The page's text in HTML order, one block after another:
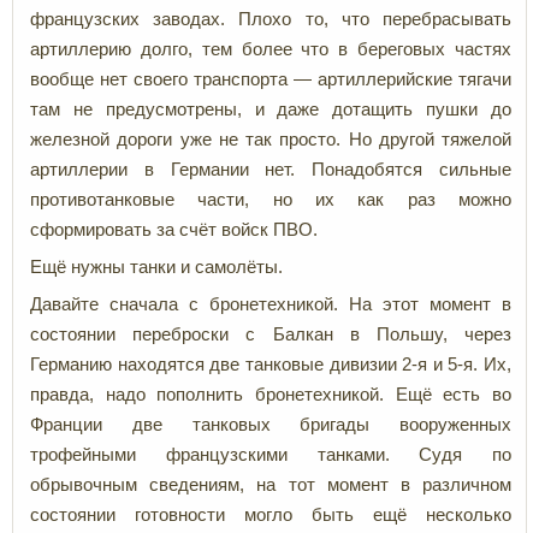
французских заводах. Плохо то, что перебрасывать
артиллерию долго, тем более что в береговых частях
вообще нет своего транспорта — артиллерийские тягачи
там не предусмотрены, и даже дотащить пушки до
железной дороги уже не так просто. Но другой тяжелой
артиллерии в Германии нет. Понадобятся сильные
противотанковые части, но их как раз можно
сформировать за счёт войск ПВО.
Ещё нужны танки и самолёты.
Давайте сначала с бронетехникой. На этот момент в
состоянии переброски с Балкан в Польшу, через
Германию находятся две танковые дивизии 2-я и 5-я. Их,
правда, надо пополнить бронетехникой. Ещё есть во
Франции две танковых бригады вооруженных
трофейными французскими танками. Судя по
обрывочным сведениям, на тот момент в различном
состоянии готовности могло быть ещё несколько